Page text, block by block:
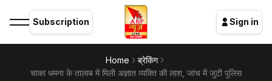
Subscription Sign in
Home
ब्रेकिंग
चाका धमना के तालाब में मिली अज्ञात व्यक्ति की लाश, जांच में जुटी पुलिस